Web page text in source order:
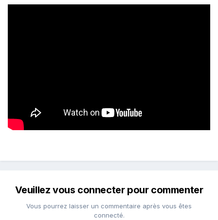
Veuillez vous connecter pour commenter
Vous pourrez laisser un commentaire après vous êtes
connecté.